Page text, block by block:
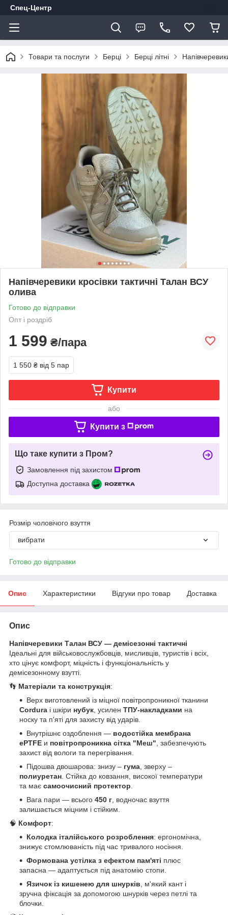
Спец-Центр
Товари та послуги Берці Берці літні
Напівчеревики кросівки тактичні Талан ВСУ
олива
Готово до відправки
Опт і роздріб
1 599 ₴/пара
1 550 ₴ від 5 пар
Купити
або
Купити з
Що таке купити з Пром?
Замовлення під захистом
Доступна доставка
Розмір чоловічого взуття
вибрати
Готово до відправки
Опис Характеристики Відгуки про товар Доставка
Опис
Напівчеревики Талан ВСУ — демісезонні тактичні
Ідеальні для військовослужбовців, мисливців, туристів і всіх,
хто цінує комфорт, міцність і функціональність у
демісезонному взутті.
👣 Матеріали та конструкція:
Верх виготовлений із міцної повітропроникної тканини
Cordura і шкіри нубук , усилен ТПУ-накладками на
носку та п'яті для захисту від ударів.
Внутрішнє оздоблення — водостійка мембрана
ePTFE и повітропроникна сітка "Меш" , забезпечують
захист від вологи та перегрівання.
Підошва двошарова: знизу – гума , зверху –
полиуретан . Стійка до ковзання, високої температури
та має самоочисний протектор
Вага пари — всього 450 г , водночас взуття
залишається міцним і стійким.
🧠 Комфорт:
Колодка італійського розроблення: ергономічна,
знижує стомлюваність під час тривалого носіння.
Формована устілка з ефектом пам'яті плюс
запасна — адаптується під анатомію стопи.
Язичок із кишенею для шнурків , м'який кант і
зручна фіксація за допомогою шнурків через петлі та
блочки.